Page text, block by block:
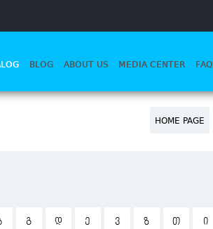
BLOG ABOUT US MEDIA CENTER FAQ
HOME PAGE
Გ Დ Ე Ვ Ზ Თ Ი